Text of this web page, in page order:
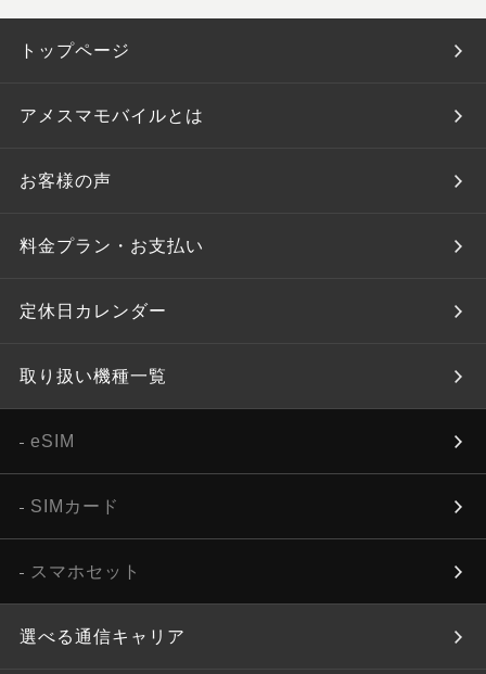
トップページ
アメスマモバイルとは
お客様の声
料金プラン・お支払い
定休日カレンダー
取り扱い機種一覧
eSIM
SIMカード
スマホセット
選べる通信キャリア